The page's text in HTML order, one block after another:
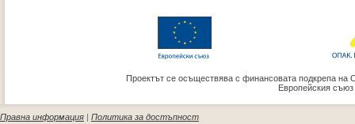
Проектът се осъществява с финансовата подкрепа на
Европейския
Правна информация | Политика за достъпност